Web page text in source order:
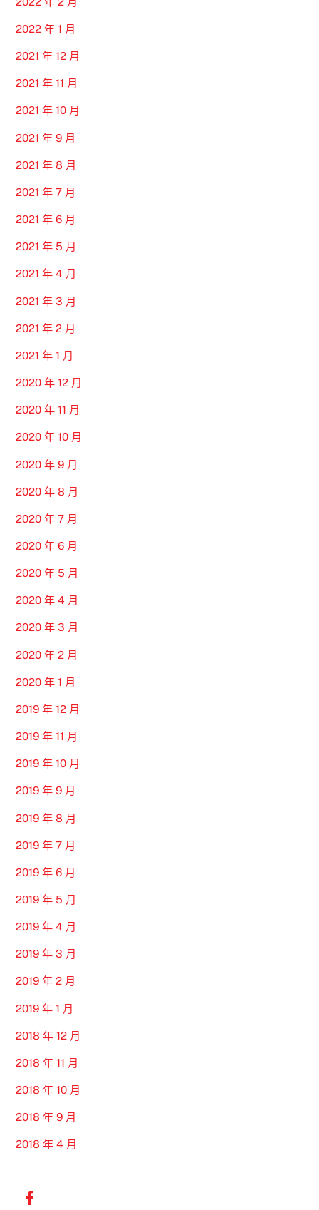
2022 年 1 月
2021 年 12 月
2021 年 11 月
2021 年 10 月
2021 年 9 月
2021 年 8 月
2021 年 7 月
2021 年 6 月
2021 年 5 月
2021 年 4 月
2021 年 3 月
2021 年 2 月
2021 年 1 月
2020 年 12 月
2020 年 11 月
2020 年 10 月
2020 年 9 月
2020 年 8 月
2020 年 7 月
2020 年 6 月
2020 年 5 月
2020 年 4 月
2020 年 3 月
2020 年 2 月
2020 年 1 月
2019 年 12 月
2019 年 11 月
2019 年 10 月
2019 年 9 月
2019 年 8 月
2019 年 7 月
2019 年 6 月
2019 年 5 月
2019 年 4 月
2019 年 3 月
2019 年 2 月
2019 年 1 月
2018 年 12 月
2018 年 11 月
2018 年 10 月
2018 年 9 月
2018 年 4 月